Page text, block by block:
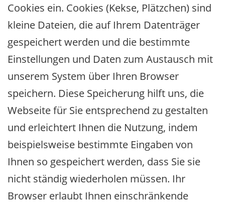
Cookies ein. Cookies (Kekse, Plätzchen) sind
kleine Dateien, die auf Ihrem Datenträger
gespeichert werden und die bestimmte
Einstellungen und Daten zum Austausch mit
unserem System über Ihren Browser
speichern. Diese Speicherung hilft uns, die
Webseite für Sie entsprechend zu gestalten
und erleichtert Ihnen die Nutzung, indem
beispielsweise bestimmte Eingaben von
Ihnen so gespeichert werden, dass Sie sie
nicht ständig wiederholen müssen. Ihr
Browser erlaubt Ihnen einschränkende